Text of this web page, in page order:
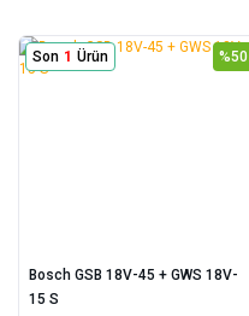
Son 1 Ürün %50
Bosch GSB 18V-45 + GWS 18V-
15 S